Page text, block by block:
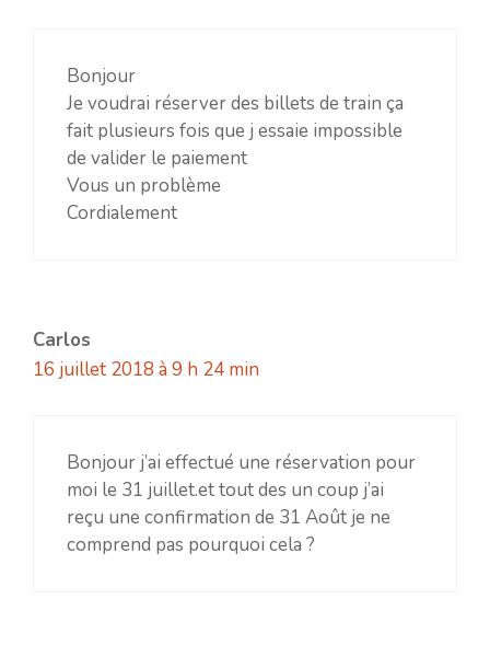
Bonjour
Je voudrai réserver des billets de train ça
fait plusieurs fois que j essaie impossible
de valider le paiement
Vous un problème
Cordialement
Carlos
16 juillet 2018 à 9 h 24 min
Bonjour j’ai effectué une réservation pour
moi le 31 juillet.et tout des un coup j’ai
reçu une confirmation de 31 Août je ne
comprend pas pourquoi cela ?